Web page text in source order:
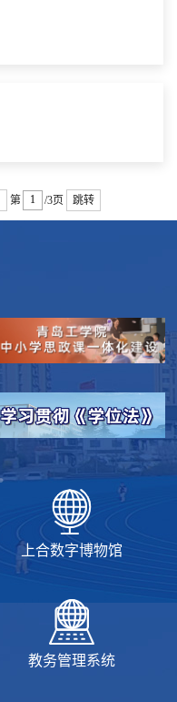
第 /3页 跳转
上合数字博物馆
教务管理系统